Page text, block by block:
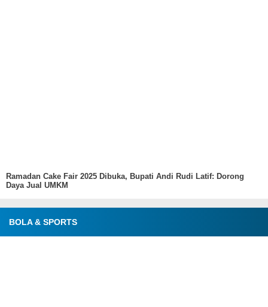
Ramadan Cake Fair 2025 Dibuka, Bupati Andi Rudi Latif: Dorong
Daya Jual UMKM
BOLA & SPORTS